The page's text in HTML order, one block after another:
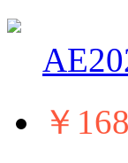
￥168